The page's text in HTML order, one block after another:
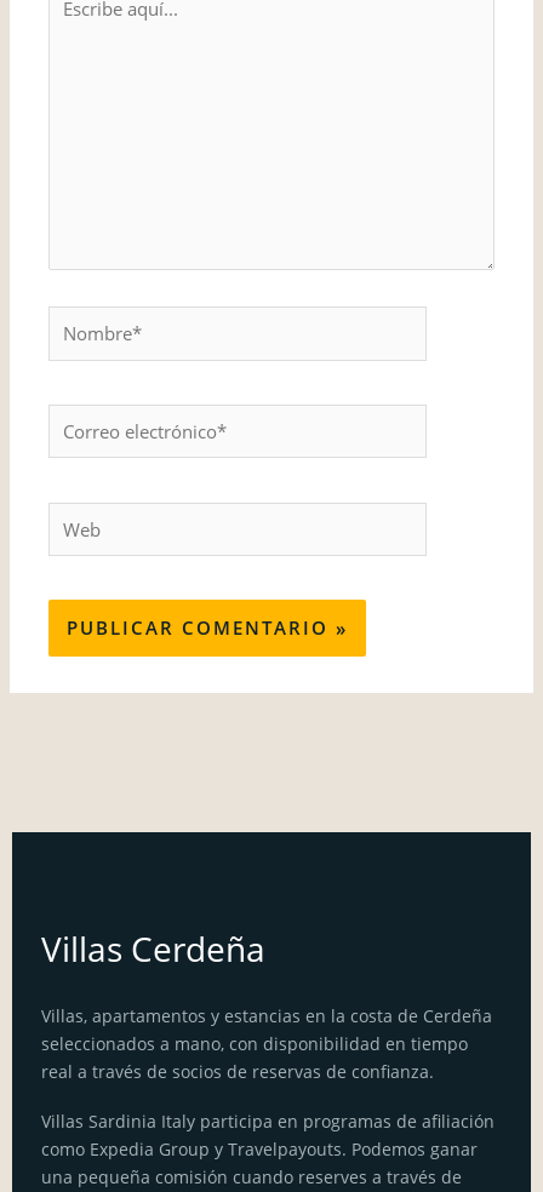
Nombre*
electrónico*
Villas Cerdeña
Villas, apartamentos y estancias en la costa de Cerdeña
seleccionados a mano, con disponibilidad en tiempo
real a través de socios de reservas de confianza.
Villas Sardinia Italy participa en programas de afiliación
como Expedia Group y Travelpayouts. Podemos ganar
una pequeña comisión cuando reserves a través de